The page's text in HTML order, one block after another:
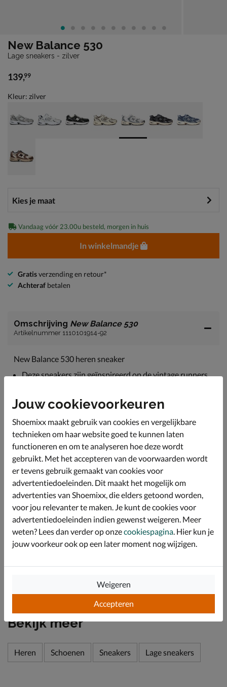
New Balance 530
Lage sneakers - zilver
€ 139,99
139,99
Kleur: zilver
Vandaag vóór 23.00u besteld, morgen in huis
In winkelmandje
Gratisverzending en retour*
Achteraf betalen
Omschrijving New Balance 530
Artikelnummer 1110101914-92
New Balance 530 heren sneaker
Deze sneakers zijn geïnspireerd op de vintage runners
Uitgevoerd in een combinatie van imitatieleer en mesh-
textiel. Hierdoor kan warmte snel afgevoerd worden en
heeft de schoen ene goede doorademing.
Gevoerd met zacht textiel en voorzien van een
gewatteerde enkelkraag voor meer comfort rond de
hiel en enkel.
Bevat een geperforeerd foam-voetbed voor goede
demping. De perforatie biedt een goede warmte-en
vochtafvoer waardoor je een goed voetklimaat ervaart.
Afgewerkt met de innovatieve Abzorb-loopzool. Deze
vangt de schokken waardoor de voeten minder snel
vermoeid raken. Daarnaast zorgt het grove profiel voor
betere grip tijdens het lopen of sporten.
Bekijk meer
Heren Schoenen Sneakers Lage sneakers
Jouw cookievoorkeuren
Shoemixx maakt gebruik van cookies en vergelijkbare
technieken om haar website goed te kunnen laten
functioneren en om te analyseren hoe deze wordt
gebruikt. Met het accepteren van de voorwaarden wordt
er tevens gebruik gemaakt van cookies voor
advertentiedoeleinden. Dit maakt het mogelijk om
advertenties van Shoemixx, die elders getoond worden,
voor jou relevanter te maken. Je kunt de cookies voor
advertentiedoeleinden indien gewenst weigeren. Meer
weten? Lees dan verder op onzecookiespagina. Hier kun je
jouw voorkeur ook op een later moment nog wijzigen.
Accepteren
Weigeren